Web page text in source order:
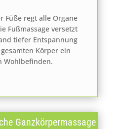
Füße regt alle Organe
Fußmassage versetzt
tiefer Entspannung
Körper ein
Wohlbefinden.
Ganzkörpermassage